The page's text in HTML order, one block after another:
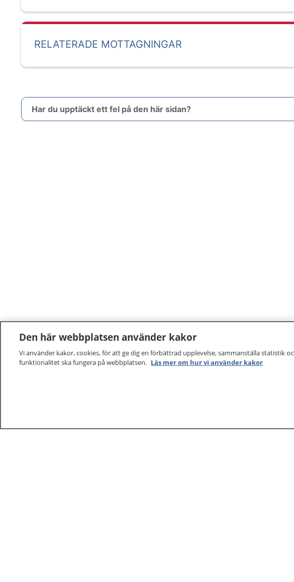
RELATERADE MOTTAGNINGAR
Har du upptäckt ett fel på den här sidan?
Den här webbplatsen använder kakor
Vi använder kakor, cookies, för att ge dig en förbättrad upplevelse, sammanställa statistik
funktionalitet ska fungera på webbplatsen. Läs mer om hur vi använder kakor